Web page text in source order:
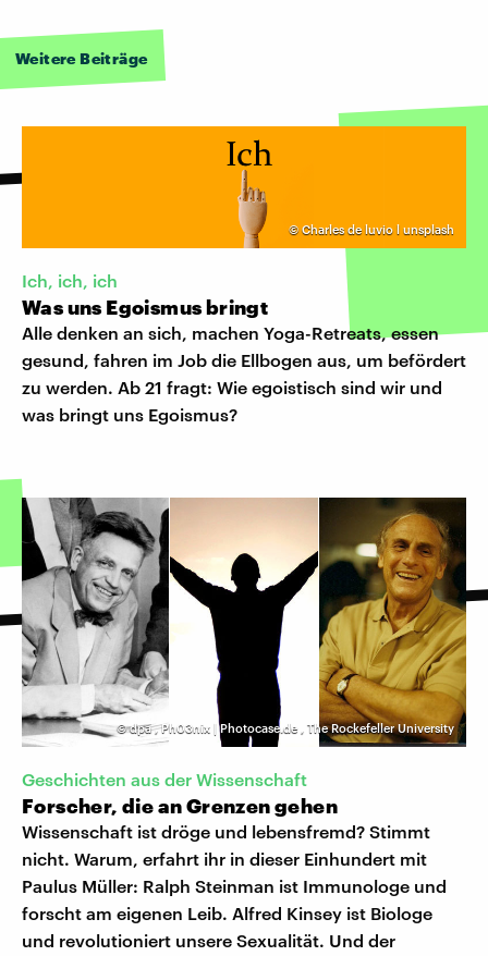
Weitere Beiträge
© Charles de luvio l unsplash
Ich, ich, ich
Was uns Egoismus bringt
Alle denken an sich, machen Yoga-Retreats, essen
gesund, fahren im Job die Ellbogen aus, um befördert
zu werden. Ab 21 fragt: Wie egoistisch sind wir und
was bringt uns Egoismus?
©dpa,Ph03nix | Photocase.de The Rockefeller University
Geschichten aus der Wissenschaft
Forscher, die an Grenzen gehen
Wissenschaft ist dröge und lebensfremd? Stimmt
nicht. Warum, erfahrt ihr in dieser Einhundert mit
Paulus Müller: Ralph Steinman ist Immunologe und
forscht am eigenen Leib. Alfred Kinsey ist Biologe
und revolutioniert unsere Sexualität. Und der